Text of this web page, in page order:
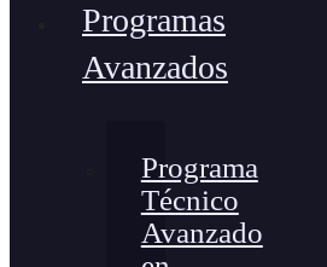
Programas
Avanzados
Programa
Técnico
Avanzado